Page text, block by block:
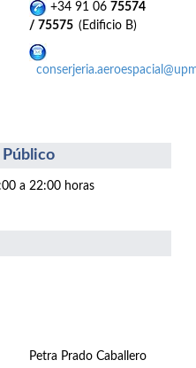
+34 91 06 75574
/ 75575 (Edificio B)
a 22:00 horas
Petra Prado Caballero